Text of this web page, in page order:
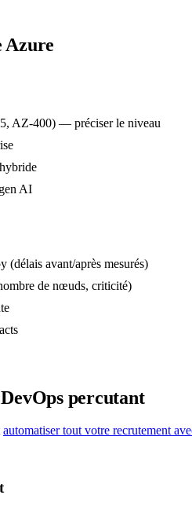
Azure
AZ-400) — préciser le niveau
AI
avant/après mesurés)
de nœuds, criticité)
percutant
automatiser tout votre recrutement